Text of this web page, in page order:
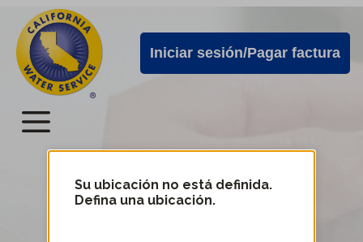
directamente
contenido
principal
Alertas
de
Cal
Water
Iniciar sesión/Pagar factura
Menú
Menú
servicio
Su ubicación no está definida.
Defina una ubicación.